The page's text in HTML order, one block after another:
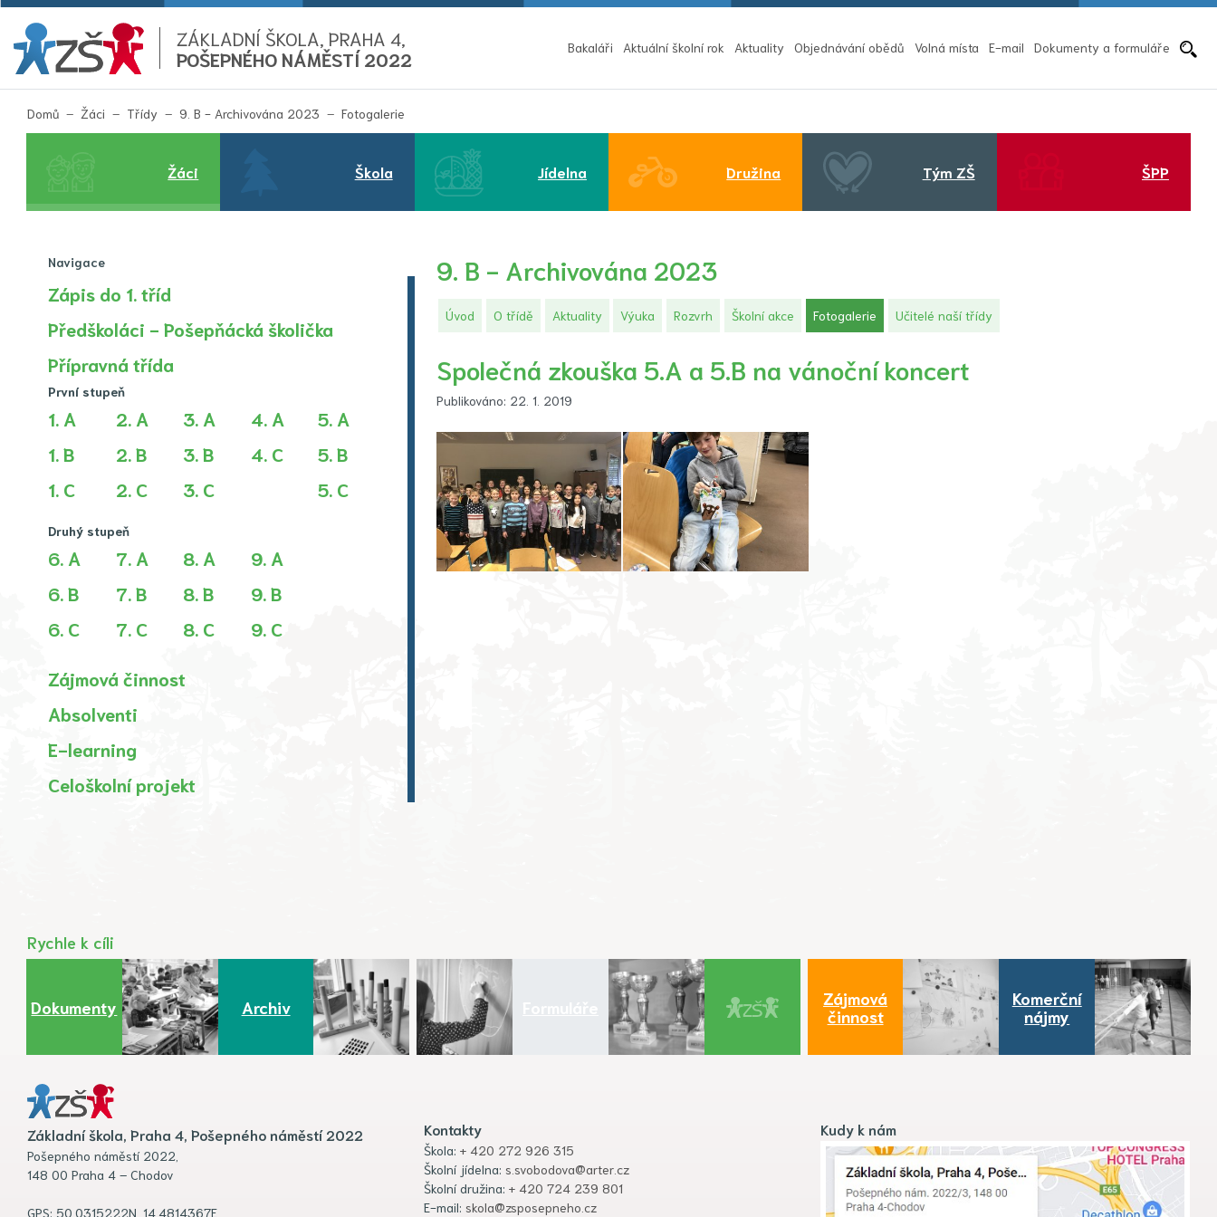
ZÁKLADNÍ ŠKOLA, PRAHA 4,
POŠEPNÉHO NÁMĚSTÍ 2022
Bakaláři Aktuální školní rok Aktuality Objednávání obědů Volná místa E-mail Dokumenty a formuláře
Domů Žáci Třídy 9. B - Archivována 2023 Fotogalerie
Žáci Škola Jídelna Družina Tým ZŠ ŠPP
Navigace
Zápis do 1. tříd
Předškoláci - Pošepňácká školička
Přípravná třída
První stupeň
1. A
1. B
1. C
2. A
2. B
2. C
3. A
3. B
3. C
4. A
4. C
5. A
5. B
5. C
Druhý stupeň
6. A
6. B
6. C
7. A
7. B
7. C
8. A
8. B
8. C
9. A
9. B
9. C
Zájmová činnost
Absolventi
E-learning
Celoškolní projekt
9. B - Archivována 2023
Úvod O třídě Aktuality Výuka Rozvrh Školní akce Fotogalerie(aktuální)
Učitelé naší třídy
Společná zkouška 5.A a 5.B na vánoční koncert
Publikováno: 22. 1. 2019
Rychle k cíli
Dokumenty Archiv
Zájmová
činnost
Komerční
nájmy
Základní škola, Praha 4, Pošepného náměstí 2022
Pošepného náměstí 2022,
148 00 Praha 4 – Chodov
GPS: 50.0315222N, 14.4814367E
Kontakty
Škola: + 420 272 926 315
Školní jídelna: s.svobodova@arter.cz
Školní družina: + 420 724 239 801
E-mail: skola@zsposepneho.cz
Kudy k nám